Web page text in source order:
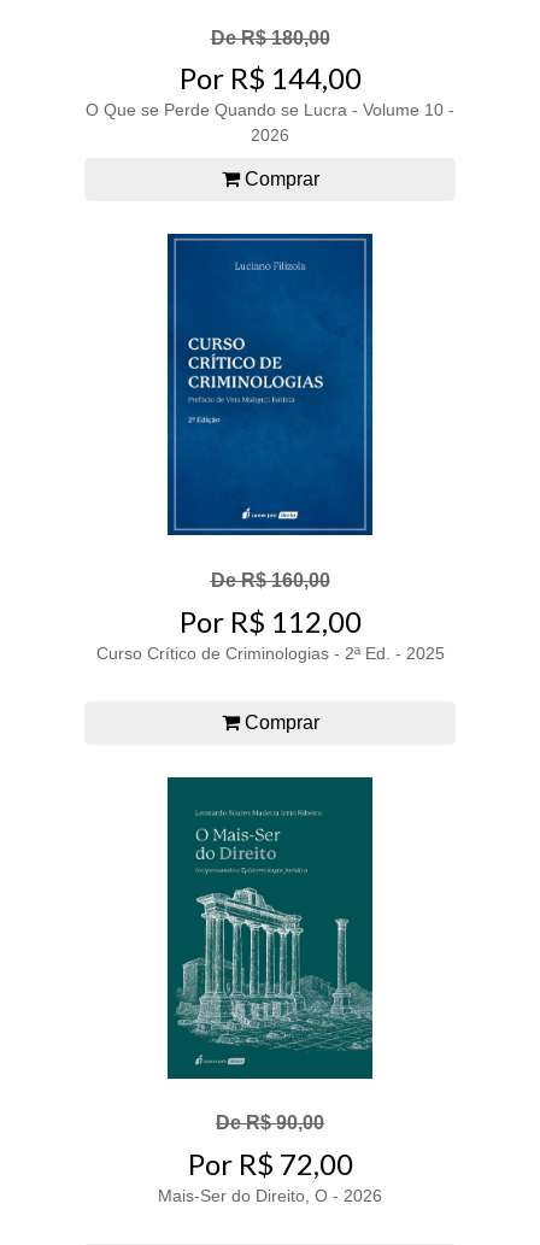
De R$ 180,00
Por R$ 144,00
O Que se Perde Quando se Lucra - Volume 10 -
2026
Comprar
De R$ 160,00
Por R$ 112,00
Curso Crítico de Criminologias - 2ª Ed. - 2025
Comprar
De R$ 90,00
Por R$ 72,00
Mais-Ser do Direito, O - 2026